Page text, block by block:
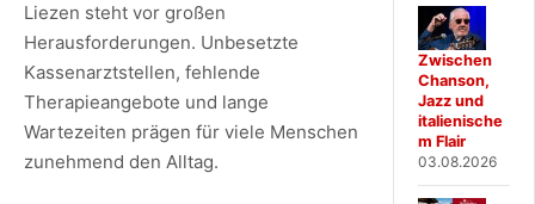
Liezen steht vor großen
Herausforderungen. Unbesetzte
Kassenarztstellen, fehlende
Therapieangebote und lange
Wartezeiten prägen für viele Menschen
zunehmend den Alltag.
Zwischen
Chanson,
Jazz und
italienische
m Flair
03.08.2026